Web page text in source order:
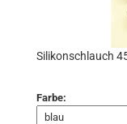
Silikonschlauch
Farbe: